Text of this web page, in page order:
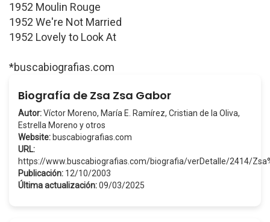
1952 Moulin Rouge
1952 We're Not Married
1952 Lovely to Look At
*buscabiografias.com
Biografía de Zsa Zsa Gabor
Autor:Víctor Moreno, María E. Ramírez, Cristian de la Oliva,
Estrella Moreno y otros
Website: buscabiografias.com
URL:
https://www.buscabiografias.com/biografia/verDetalle/2414/
Publicación: 12/10/2003
Última actualización:09/03/2025